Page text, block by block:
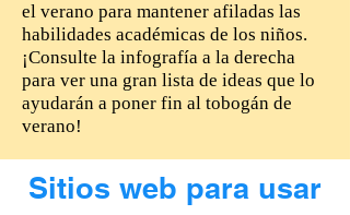
el verano para mantener afiladas las
habilidades académicas de los niños.
¡Consulte la infografía a la derecha
para ver una gran lista de ideas que lo
ayudarán a poner fin al tobogán de
verano!
Sitios web para usar